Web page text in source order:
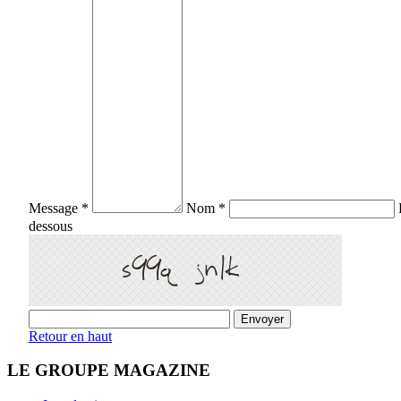
Message * Nom *
dessous
Retour en haut
LE GROUPE MAGAZINE